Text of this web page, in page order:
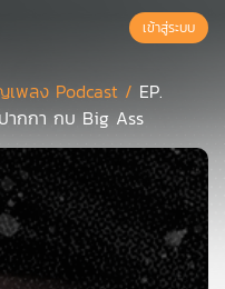
เข้าสู่ระบบ
พลง Podcast / EP.
ากกา กบ Big Ass